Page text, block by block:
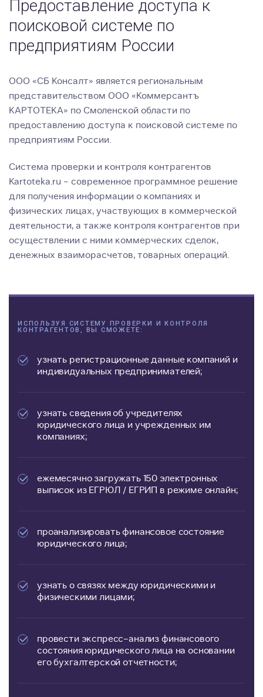
Предоставление доступа к
поисковой системе по
предприятиям России
ООО «СБ Консалт» является региональным
представительством ООО «Коммерсантъ
КАРТОТЕКА» по Смоленской области по
предоставлению доступа к поисковой системе по
предприятиям России.
Система проверки и контроля контрагентов
Kartoteka.ru – современное программное решение
для получения информации о компаниях и
физических лицах, участвующих в коммерческой
деятельности, а также контроля контрагентов при
осуществлении с ними коммерческих сделок,
денежных взаиморасчетов, товарных операций.
ИСПОЛЬЗУЯ СИСТЕМУ ПРОВЕРКИ И КОНТРОЛЯ
КОНТРАГЕНТОВ, ВЫ СМОЖЕТЕ:
узнать регистрационные данные компаний и
индивидуальных предпринимателей;
узнать сведения об учредителях
юридического лица и учрежденных им
компаниях;
ежемесячно загружать 150 электронных
выписок из ЕГРЮЛ / ЕГРИП в режиме онлайн;
проанализировать финансовое состояние
юридического лица;
узнать о связях между юридическими и
физическими лицами;
провести экспресс–анализ финансового
состояния юридического лица на основании
его бухгалтерской отчетности;